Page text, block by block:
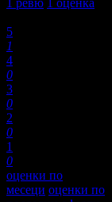
1 ревю 1 оценка
5
1
4
0
3
0
2
0
1
0
оценки по
месеци оценки по